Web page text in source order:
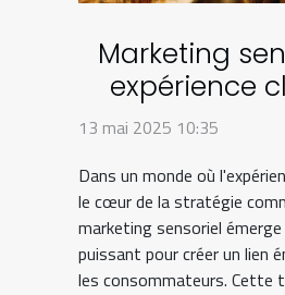
Marketing
expérience
boutique
13 mai 2025 10:35
Dans un monde où
le cœur de la stratégie
marketing sensoriel
puissant pour créer un lien
les consommateurs. Cette